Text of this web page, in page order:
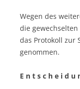
Wegen des
die
das Protokoll zur
genommen.
E n t s c h e i d u